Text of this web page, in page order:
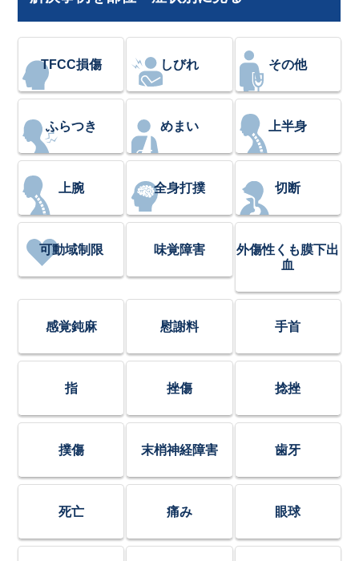
TFCC損傷 しびれ その他
ふらつき めまい 上半身
上腕 全身打撲 切断
可動域制限 味覚障害
外傷性くも膜下出
血
感覚鈍麻 慰謝料 手首
指 挫傷 捻挫
撲傷 末梢神経障害 歯牙
死亡 痛み 眼球